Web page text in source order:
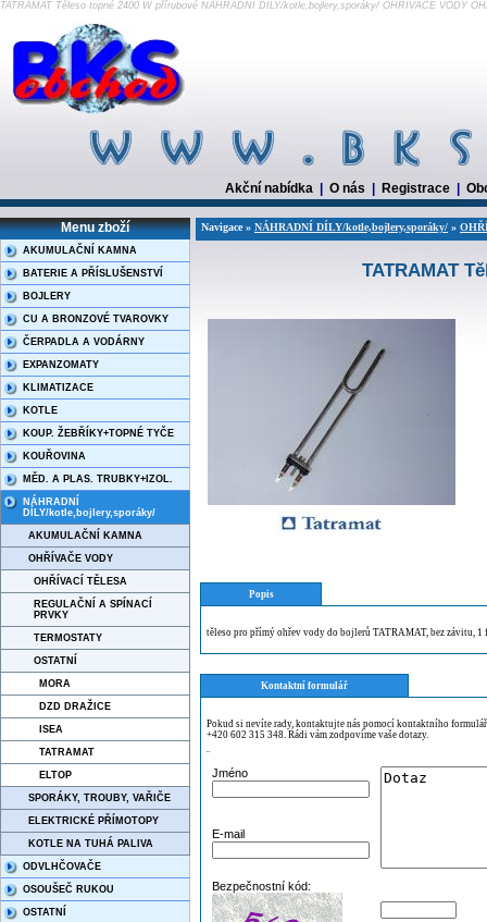
TATRAMAT Těleso topné 2400 W přírubové NÁHRADNÍ DÍLY/kotle,bojlery,sporáky/ OHŘÍVAČE VODY
Akční nabídka O nás Registrace
Menu zboží
AKUMULAČNÍ KAMNA
BATERIE A PŘÍSLUŠENSTVÍ
BOJLERY
CU A BRONZOVÉ TVAROVKY
ČERPADLA A VODÁRNY
EXPANZOMATY
KLIMATIZACE
KOTLE
KOUP. ŽEBŘÍKY+TOPNÉ TYČE
KOUŘOVINA
MĚD. A PLAS. TRUBKY+IZOL.
NÁHRADNÍ
DÍLY/kotle,bojlery,sporáky/
AKUMULAČNÍ KAMNA
OHŘÍVAČE VODY
OHŘÍVACÍ TĚLESA
REGULAČNÍ A SPÍNACÍ
PRVKY
TERMOSTATY
OSTATNÍ
MORA
DZD DRAŽICE
ISEA
TATRAMAT
ELTOP
SPORÁKY, TROUBY, VAŘIČE
ELEKTRICKÉ PŘÍMOTOPY
KOTLE NA TUHÁ PALIVA
ODVLHČOVAČE
OSOUŠEČ RUKOU
OSTATNÍ
Navigace » NÁHRADNÍ DÍLY/kotle,bojlery,sporáky/ »
TATRAMAT
Popis
těleso pro přímý ohřev vody do bojlerů TATRAMAT, bez závitu, 1
Kontaktní formulář
Pokud si nevíte rady, kontaktujte nás pomocí kontaktního
+420 602 315 348. Rádi vám zodpovíme vaše dotazy.
¨
Jméno
E-mail
Bezpečnostní kód: